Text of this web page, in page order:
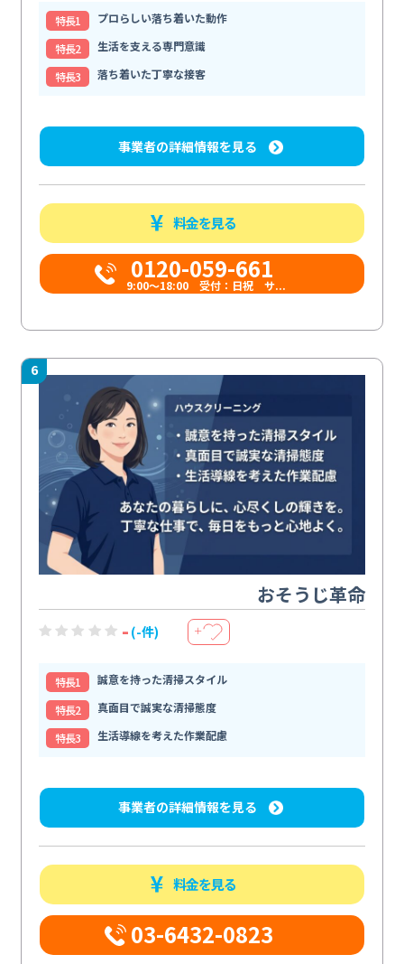
特⻑1
プロらしい落ち着いた動作
特⻑2
生活を支える専門意識
特⻑3
落ち着いた丁寧な接客
事業者の詳細情報を見る
料金を見る
0120-059-661
9:00〜18:00 受付：日祝 サ...
6
おそうじ革命
- (-件) ＋
特⻑1
誠意を持った清掃スタイル
特⻑2
真面目で誠実な清掃態度
特⻑3
生活導線を考えた作業配慮
事業者の詳細情報を見る
料金を見る
03-6432-0823